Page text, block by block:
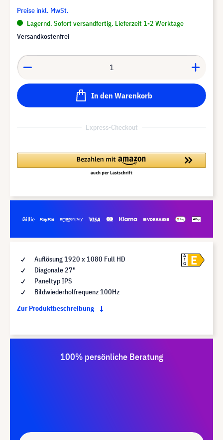
Preise inkl. MwSt.
Lagernd. Sofort versandfertig. Lieferzeit 1-2 Werktage
Versandkostenfrei
In den Warenkorb
Express-Checkout
Auflösung 1920 x 1080 Full HD
Diagonale 27"
Paneltyp IPS
Bildwiederholfrequenz 100Hz
Zur Produktbeschreibung
A
G
E
100% persönliche Beratung